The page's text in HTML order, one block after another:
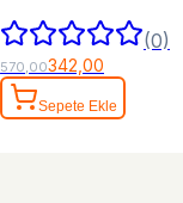
(0)
570,00342,00
Sepete Ekle